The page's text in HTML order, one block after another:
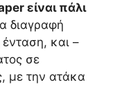
είναι πάλι
διαγραφή
και –
σε
με την ατάκα